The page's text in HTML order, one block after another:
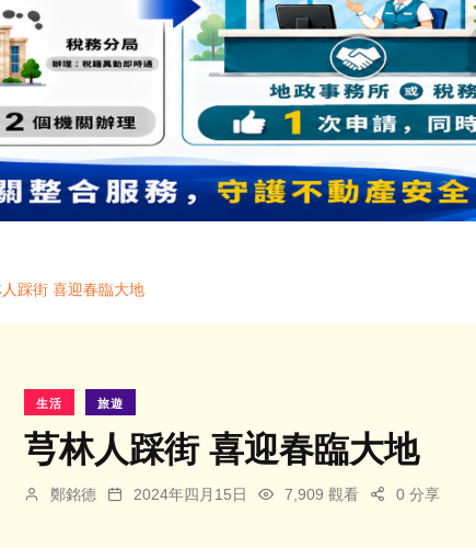
踩街 喜迎春臨大地
生活 旅遊
芎林人踩街 喜迎春臨大地
鄭銘德 2024年四月15日 7,909 觀看 0 分享